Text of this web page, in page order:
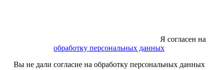
Я согласен на
обработку персональных данных
Вы не дали согласие на обработку персональных данных